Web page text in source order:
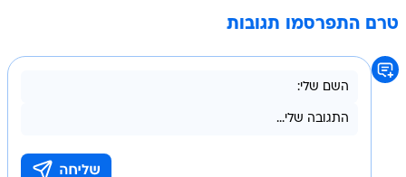
טרם התפרסמו תגובות